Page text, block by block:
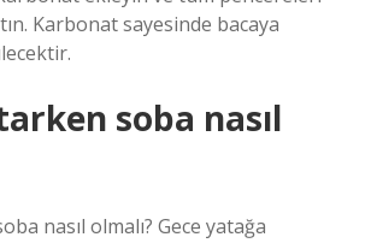
Karbonat sayesinde bacaya
soba nasıl
nasıl olmalı? Gece yatağa